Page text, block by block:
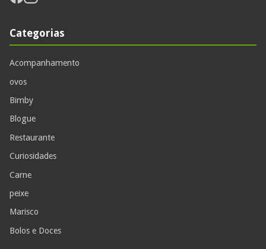
Categorias
Acompanhamento
ovos
Bimby
Blogue
Restaurante
Curiosidades
Carne
peixe
Marisco
Bolos e Doces